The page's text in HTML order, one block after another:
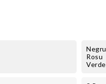
Negru
Rosu
Verde